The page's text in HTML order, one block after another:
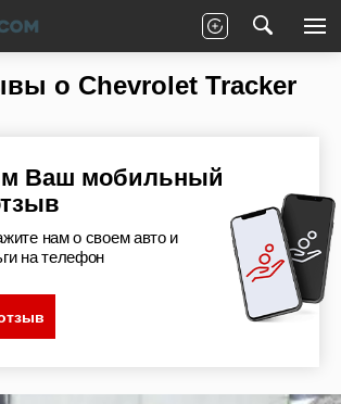
Tracker
о Chevrolet Tracker
Ваш мобильный
нам о своем авто и
на телефон